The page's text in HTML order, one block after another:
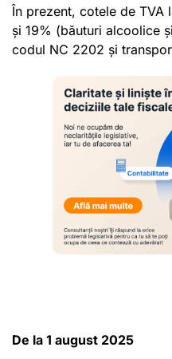
În prezent, cotele de TVA
și 19% (băuturi alcoolice
codul NC 2202 și
De la 1 august 2025